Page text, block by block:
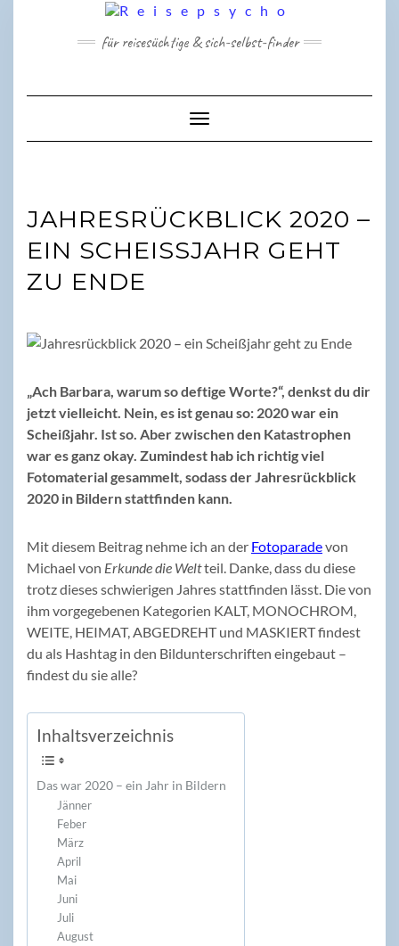
für reisesüchtige & sich-selbst-finder
Toggle Navigation
JAHRESRÜCKBLICK 2020 –
EIN SCHEISSJAHR GEHT Z
U ENDE
„Ach Barbara, warum so deftige Worte?“, denkst du dir
jetzt vielleicht. Nein, es ist genau so: 2020 war ein
Scheißjahr. Ist so. Aber zwischen den Katastrophen
war es ganz okay. Zumindest hab ich richtig viel
Fotomaterial gesammelt, sodass der Jahresrückblick
2020 in Bildern stattfinden kann.
Mit diesem Beitrag nehme ich an der Fotoparadevon
Michael von Erkunde die Weltteil. Danke, dass du diese
trotz dieses schwierigen Jahres stattfinden lässt. Die von
ihm vorgegebenen Kategorien KALT, MONOCHROM,
WEITE, HEIMAT, ABGEDREHT und MASKIERT findest
du als Hashtag in den Bildunterschriften eingebaut –
findest du sie alle?
Inhaltsverzeichnis
Das war 2020 – ein Jahr in Bildern
Jänner
Feber
März
April
Mai
Juni
Juli
August